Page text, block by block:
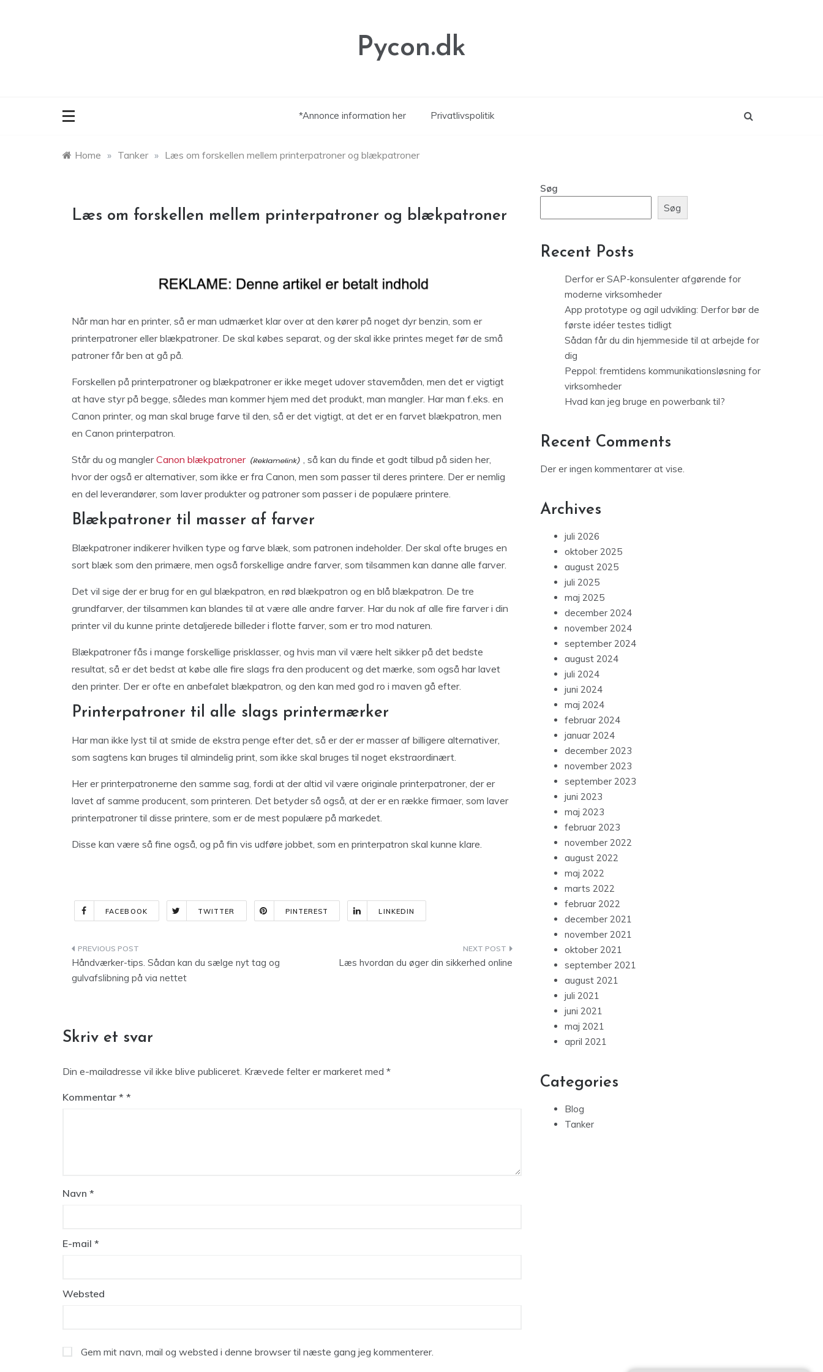
Pycon.dk
*Annonce information her Privatlivspolitik
Home » Tanker » Læs om forskellen mellem printerpatroner og blækpatroner
Læs om forskellen mellem printerpatroner og blækpatroner
Når man har en printer, så er man udmærket klar over at den kører på noget dyr benzin, som er
printerpatroner eller blækpatroner. De skal købes separat, og der skal ikke printes meget før de små
patroner får ben at gå på.
Forskellen på printerpatroner og blækpatroner er ikke meget udover stavemåden, men det er vigtigt
at have styr på begge, således man kommer hjem med det produkt, man mangler. Har man f.eks. en
Canon printer, og man skal bruge farve til den, så er det vigtigt, at det er en farvet blækpatron, men
en Canon printerpatron.
Står du og manglerCanon blækpatroner
, så kan du finde et godt tilbud på siden her,
hvor der også er alternativer, som ikke er fra Canon, men som passer til deres printere. Der er nemlig
en del leverandører, som laver produkter og patroner som passer i de populære printere.
Blækpatroner til masser af farver
Blækpatroner indikerer hvilken type og farve blæk, som patronen indeholder. Der skal ofte bruges en
sort blæk som den primære, men også forskellige andre farver, som tilsammen kan danne alle farver.
Det vil sige der er brug for en gul blækpatron, en rød blækpatron og en blå blækpatron. De tre
grundfarver, der tilsammen kan blandes til at være alle andre farver. Har du nok af alle fire farver i din
printer vil du kunne printe detaljerede billeder i flotte farver, som er tro mod naturen.
Blækpatroner fås i mange forskellige prisklasser, og hvis man vil være helt sikker på det bedste
resultat, så er det bedst at købe alle fire slags fra den producent og det mærke, som også har lavet
den printer. Der er ofte en anbefalet blækpatron, og den kan med god ro i maven gå efter.
Printerpatroner til alle slags printermærker
Har man ikke lyst til at smide de ekstra penge efter det, så er der er masser af billigere alternativer,
som sagtens kan bruges til almindelig print, som ikke skal bruges til noget ekstraordinært.
Her er printerpatronerne den samme sag, fordi at der altid vil være originale printerpatroner, der er
lavet af samme producent, som printeren. Det betyder så også, at der er en række firmaer, som laver
printerpatroner til disse printere, som er de mest populære på markedet.
Disse kan være så fine også, og på fin vis udføre jobbet, som en printerpatron skal kunne klare.
FACEBOOK TWITTER PINTEREST LINKEDIN
Indlægsnavigation
Håndværker-tips. Sådan kan du sælge nyt tag og
gulvafslibning på via nettet
Læs hvordan du øger din sikkerhed online
Skriv et svar
Din e-mailadresse vil ikke blive publiceret. Krævede felter er markeret med *
Kommentar *
Navn *
E-mail *
Websted
Gem mit navn, mail og websted i denne browser til næste gang jeg kommenterer.
Søg
Søg
Recent Posts
Derfor er SAP-konsulenter afgørende for
moderne virksomheder
App prototype og agil udvikling: Derfor bør de
første idéer testes tidligt
Sådan får du din hjemmeside til at arbejde for
dig
Peppol: fremtidens kommunikationsløsning for
virksomheder
Hvad kan jeg bruge en powerbank til?
Recent Comments
Der er ingen kommentarer at vise.
Archives
juli 2026
oktober 2025
august 2025
juli 2025
maj 2025
december 2024
november 2024
september 2024
august 2024
juli 2024
juni 2024
maj 2024
februar 2024
januar 2024
december 2023
november 2023
september 2023
juni 2023
maj 2023
februar 2023
november 2022
august 2022
maj 2022
marts 2022
februar 2022
december 2021
november 2021
oktober 2021
september 2021
august 2021
juli 2021
juni 2021
maj 2021
april 2021
Categories
Blog
Tanker